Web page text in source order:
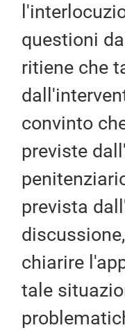
questioni
ritiene che
convinto
previste
prevista
chiarire
tale